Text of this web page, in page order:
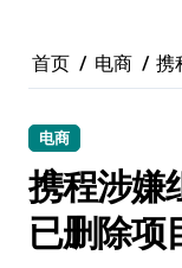
首页 电商 携
电商
携程涉嫌
已删除项